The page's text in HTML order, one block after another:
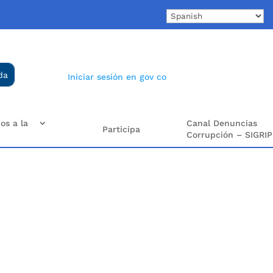
Iniciar sesión en gov co
a la
Participa
Canal Denuncias
Corrupción – SIGRIP